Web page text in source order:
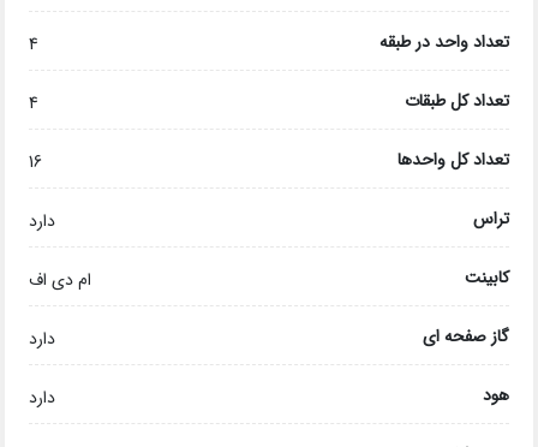
تعداد واحد در طبقه 4
تعداد کل طبقات 4
تعداد کل واحدها 16
تراس دارد
کابینت ام دی اف
گاز صفحه ای دارد
هود دارد